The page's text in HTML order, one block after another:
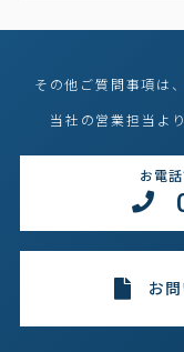
その他ご質問事項は
当社の営業担当よ
お電
お